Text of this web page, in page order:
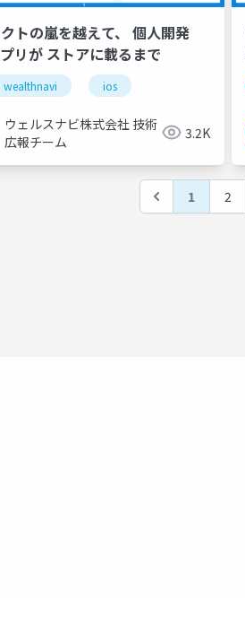
トの嵐を越えて、 個人開発
リが ストアに載るまで
wealthnavi ios
ウェルスナビ株式会社 技術
広報チーム
3.2K
1 2